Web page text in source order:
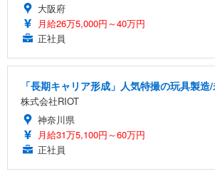
大阪府
月給26万5,000円～40万円
正社員
「長期キャリア形成」人気特撮の玩具製
株式会社RIOT
神奈川県
月給31万5,100円～60万円
正社員